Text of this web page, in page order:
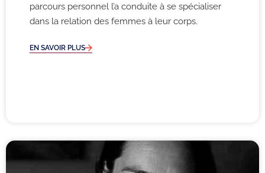
parcours personnel l’a conduite à se spécialiser
dans la relation des femmes à leur corps.
EN SAVOIR PLUS